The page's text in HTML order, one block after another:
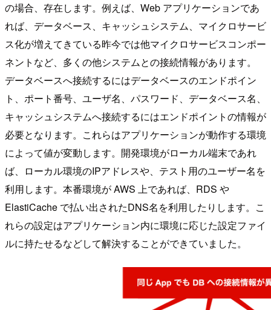
の場合、存在します。例えば、Web アプリケーションであ
れば、データベース、キャッシュシステム、マイクロサービ
ス化が増えてきている昨今では他マイクロサービスコンポー
ネントなど、多くの他システムとの接続情報があります。
データベースへ接続するにはデータベースのエンドポイン
ト、ポート番号、ユーザ名、パスワード、データベース名、
キャッシュシステムへ接続するにはエンドポイントの情報が
必要となります。これらはアプリケーションが動作する環境
によって値が変動します。開発環境がローカル端末であれ
ば、ローカル環境のIPアドレスや、テスト用のユーザー名を
利用します。本番環境が AWS 上であれば、RDS や
ElastiCache で払い出されたDNS名を利用したりします。こ
れらの設定はアプリケーション内に環境に応じた設定ファイ
ルに持たせるなどして解決することができていました。